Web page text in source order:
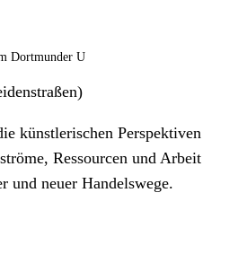
Dortmunder U
künstlerischen Perspektiven
Ressourcen und Arbeit
und neuer Handelswege.